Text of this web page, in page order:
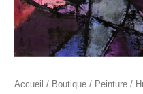
Accueil / Boutique / Peinture /